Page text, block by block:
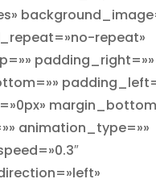
repeat»
padding_right=»»
animation_type=»»